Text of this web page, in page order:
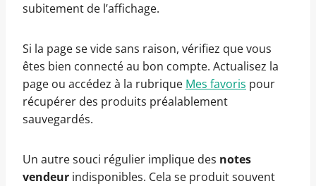
subitement de l’affichage.
Si la page se vide sans raison, vérifiez que vous
êtes bien connecté au bon compte. Actualisez la
page ou accédez à la rubrique Mes favoris pour
récupérer des produits préalablement
sauvegardés.
Un autre souci régulier implique des notes
vendeur indisponibles. Cela se produit souvent